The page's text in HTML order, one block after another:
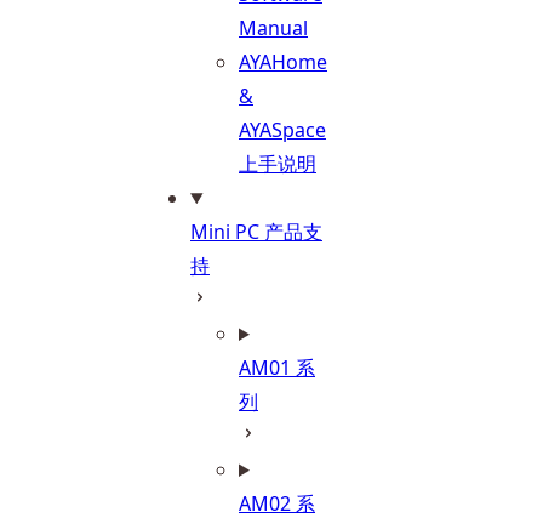
Manual
AYAHome
&
AYASpace
上手说明
Mini PC 产品支
持
AM01 系
列
AM02 系